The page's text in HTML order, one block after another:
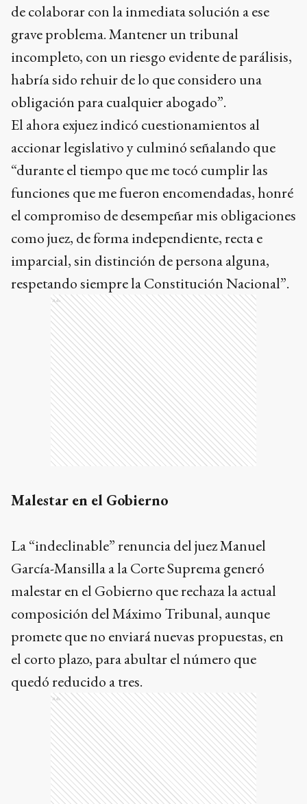
de colaborar con la inmediata solución a ese
grave problema. Mantener un tribunal
incompleto, con un riesgo evidente de parálisis,
habría sido rehuir de lo que considero una
obligación para cualquier abogado”.
El ahora exjuez indicó cuestionamientos al
accionar legislativo y culminó señalando que
“durante el tiempo que me tocó cumplir las
funciones que me fueron encomendadas, honré
el compromiso de desempeñar mis obligaciones
como juez, de forma independiente, recta e
imparcial, sin distinción de persona alguna,
respetando siempre la Constitución Nacional”.
Ads
Malestar en el Gobierno
La “indeclinable” renuncia del juez Manuel
García-Mansilla a la Corte Suprema generó
malestar en el Gobierno que rechaza la actual
composición del Máximo Tribunal, aunque
promete que no enviará nuevas propuestas, en
el corto plazo, para abultar el número que
quedó reducido a tres.
Ads